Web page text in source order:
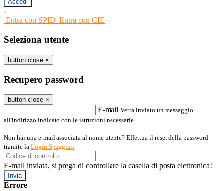
-
Entra con SPID Entra con CIE
Seleziona utente
button close ×
Recupero password
button close ×
E-mail Verrà inviato un messaggio
all'indirizzo indicato con le istruzioni necessarie.
Non hai una e-mail associata al nome utente? Effettua il reset della password
tramite la Login Spaggiari
E-mail inviata, si prega di controllare la casella di posta elettronica!
Errore